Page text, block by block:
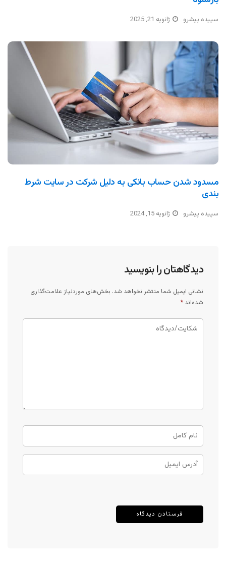
سپیده پیشرو ژانویه 21, 2025
مسدود شدن حساب بانکی به دلیل شرکت در سایت شرط
بندی
سپیده پیشرو ژانویه 15, 2024
دیدگاهتان را بنویسید
نشانی ایمیل شما منتشر نخواهد شد. بخش‌های موردنیاز علامت‌گذاری
شده‌اند *